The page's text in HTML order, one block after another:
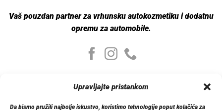
Upravljajte pristankom
Da bismo pružili najbolje iskustvo, koristimo tehnologije poput kolačića za
Vaš pouzdan partner za vrhunsku autokozmetiku i dodatnu
opremu za automobile.
Moj nalog
Moj nalog
Moje narudžbe